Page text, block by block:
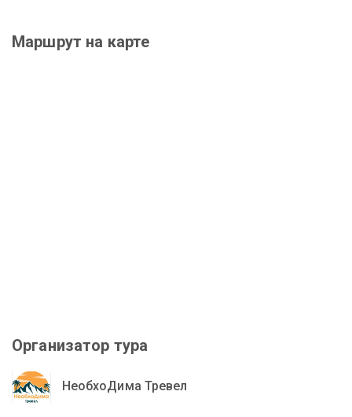
Маршрут на карте
Организатор тура
НеобхоДима Тревел